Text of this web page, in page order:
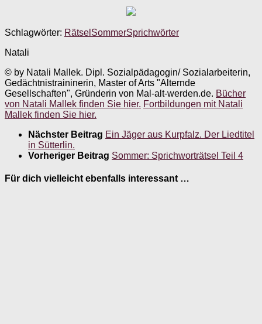
Schlagwörter: Rätsel SommerSprichwörter
Natali
© by Natali Mallek. Dipl. Sozialpädagogin/ Sozialarbeiterin,
Gedächtnistraininerin, Master of Arts "Alternde
Gesellschaften", Gründerin von Mal-alt-werden.de. Bücher
von Natali Mallek finden Sie hier. Fortbildungen mit Natali
Mallek finden Sie hier.
Nächster Beitrag Ein Jäger aus Kurpfalz. Der Liedtitel
in Sütterlin.
Vorheriger Beitrag Sommer: Sprichworträtsel Teil 4
Für dich vielleicht ebenfalls interessant …